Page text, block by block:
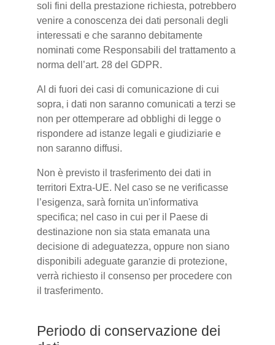
soli fini della prestazione richiesta, potrebbero
venire a conoscenza dei dati personali degli
interessati e che saranno debitamente
nominati come Responsabili del trattamento a
norma dell’art. 28 del GDPR.
Al di fuori dei casi di comunicazione di cui
sopra, i dati non saranno comunicati a terzi se
non per ottemperare ad obblighi di legge o
rispondere ad istanze legali e giudiziarie e
non saranno diffusi.
Non è previsto il trasferimento dei dati in
territori Extra-UE. Nel caso se ne verificasse
l’esigenza, sarà fornita un'informativa
specifica; nel caso in cui per il Paese di
destinazione non sia stata emanata una
decisione di adeguatezza, oppure non siano
disponibili adeguate garanzie di protezione,
verrà richiesto il consenso per procedere con
il trasferimento.
Periodo di conservazione dei